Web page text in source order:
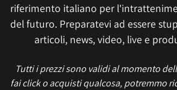
riferimento italiano per
del futuro. Preparatevi ad essere
articoli, news, video, live e
Tutti i prezzi sono validi al momento
fai click o acquisti qualcosa, potremmo